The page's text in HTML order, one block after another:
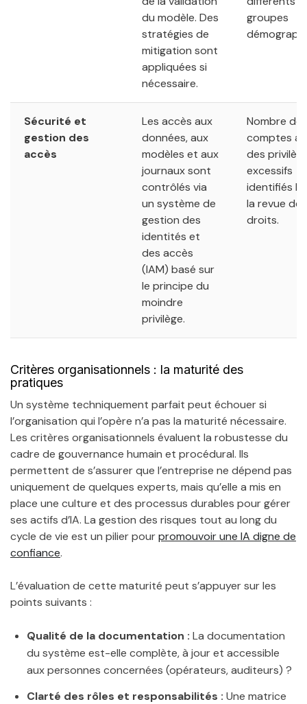
du modèle. Des
stratégies de
mitigation sont
appliquées si
nécessaire.
groupes
Sécurité et
gestion des
accès
Les accès aux
données, aux
modèles et aux
journaux sont
contrôlés via
un système de
gestion des
identités et
des accès
(IAM) basé sur
le principe du
moindre
privilège.
Nombre de
comptes
des
excessifs
identifiés
la revue des
droits.
Critères organisationnels : la maturité des
pratiques
Un système techniquement parfait peut échouer si
l’organisation qui l’opère n’a pas la maturité nécessaire.
Les critères organisationnels évaluent la robustesse du
cadre de gouvernance humain et procédural. Ils
permettent de s’assurer que l’entreprise ne dépend pas
uniquement de quelques experts, mais qu’elle a mis en
place une culture et des processus durables pour gérer
ses actifs d’IA. La gestion des risques tout au long du
cycle de vie est un pilier pourpromouvoir une IA digne de
confiance.
L’évaluation de cette maturité peut s’appuyer sur les
points suivants :
Qualité de la documentation : La documentation
du système est-elle complète, à jour et accessible
aux personnes concernées (opérateurs, auditeurs) ?
Clarté des rôles et responsabilités : Une matrice